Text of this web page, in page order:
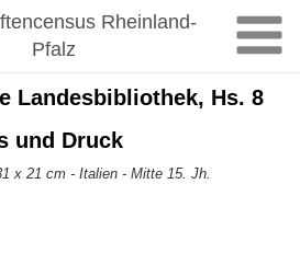
Rheinland-
Pfalz
Landesbibliothek, Hs. 8
und Druck
x 21 cm - Italien - Mitte 15. Jh.